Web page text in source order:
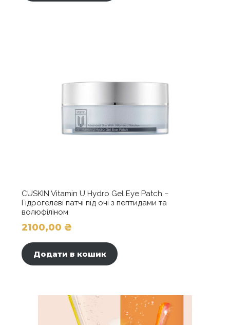
CUSKIN Vitamin U Hydro Gel Eye Patch –
Гідрогелеві патчі під очі з пептидами та
волюфіліном
2100,00 ₴
Додати в кошик